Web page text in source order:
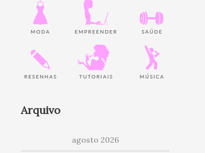
Arquivo
agosto 2026